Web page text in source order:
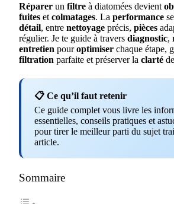
Réparer un filtre à diatomées devient
fuites et colmatages. La performance
détail, entre nettoyage précis, pièces
régulier. Je te guide à travers diagnostic,
entretien pouroptimiser chaque étape,
filtration parfaite et préserver la clarté
📋 Ce qu’il faut retenir
Ce guide complet vous livre les
essentielles, conseils pratiques et
pour tirer le meilleur parti du sujet
article.
Sommaire